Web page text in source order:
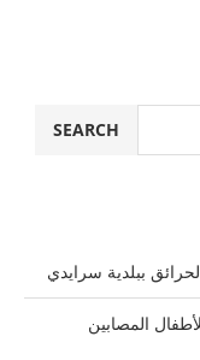
SEARCH
ببلدية سرايدي
المصابين